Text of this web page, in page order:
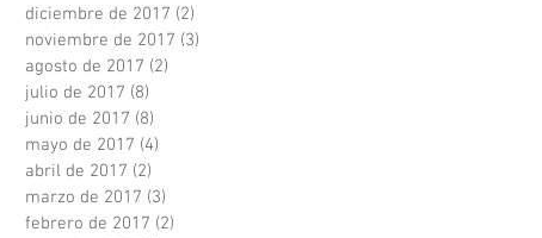
diciembre de 2017 (2)
noviembre de 2017 (3)
agosto de 2017 (2)
julio de 2017 (8)
junio de 2017 (8)
mayo de 2017 (4)
abril de 2017 (2)
marzo de 2017 (3)
febrero de 2017 (2)